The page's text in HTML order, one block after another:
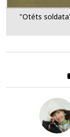
"Otéts